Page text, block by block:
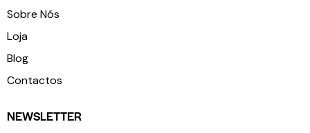
Sobre Nós
Loja
Blog
Contactos
NEWSLETTER